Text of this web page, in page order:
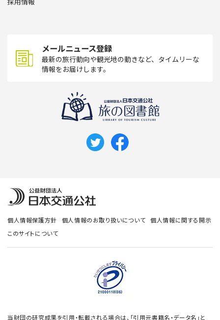
メールニュース登録
最新の旅行動向や観光地の動きなど、タイムリーな
情報をお届けします。
個人情報保護方針 個人情報のお取り扱いについて
個人情報に関する開示
このサイトについて
当財団の研究成果を引用・転載される場合は、「引用元書籍名・データ名」と